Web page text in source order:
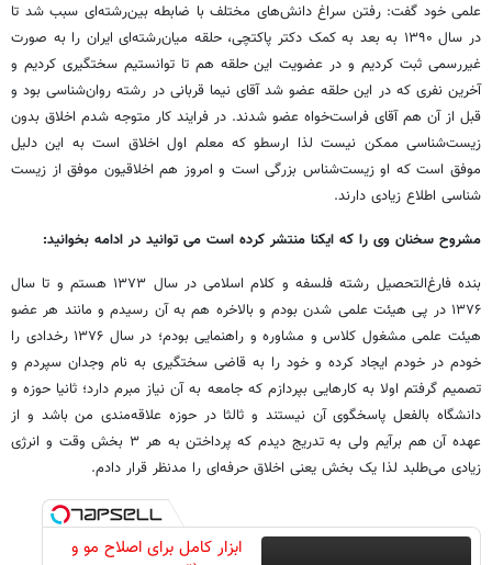
علمی خود گفت: رفتن سراغ دانش‌های مختلف با ضابطه بین‌رشته‌ای سبب شد تا
در سال ۱۳۹۰ به بعد به کمک دکتر پاکتچی، حلقه میان‌رشته‌ای ایران را به صورت
غیررسمی ثبت کردیم و در عضویت این حلقه هم تا توانستیم سختگیری کردیم و
آخرین نفری که در این حلقه عضو شد آقای نیما قربانی در رشته روان‌شناسی بود و
قبل از آن هم آقای فراست‌خواه عضو شدند. در فرایند کار متوجه شدم اخلاق بدون
زیست‌شناسی ممکن نیست لذا ارسطو که معلم اول اخلاق است به این دلیل
موفق است که او زیست‌شناس بزرگی است و امروز هم اخلاقیون موفق از زیست
شناسی اطلاع زیادی دارند.
مشروح سخنان وی را که ایکنا منتشر کرده است می توانید در ادامه بخوانید:
بنده فارغ‌التحصیل رشته فلسفه و کلام اسلامی در سال ۱۳۷۳ هستم و تا سال
۱۳۷۶ در پی هیئت علمی شدن بودم و بالاخره هم به آن رسیدم و مانند هر عضو
هیئت علمی مشغول کلاس و مشاوره و راهنمایی بودم؛ در سال ۱۳۷۶ رخدادی را
خودم در خودم ایجاد کرده و خود را به قاضی سختگیری به نام وجدان سپردم و
تصمیم گرفتم اولا به کارهایی بپردازم که جامعه به آن نیاز مبرم دارد؛ ثانیا حوزه و
دانشگاه بالفعل پاسخگوی آن نیستند و ثالثا در حوزه علاقه‌مندی من باشد و از
عهده آن هم برآیم ولی به تدریج دیدم که پرداختن به هر ۳ بخش وقت و انرژی
زیادی می‌طلبد لذا یک بخش یعنی اخلاق حرفه‌ای را مدنظر قرار دادم.
ابزار کامل برای اصلاح مو و